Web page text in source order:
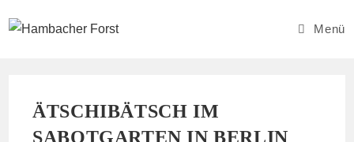
Inhalt
Menü
ÄTSCHIBÄTSCH IM
SABOTGARTEN IN BERLIN